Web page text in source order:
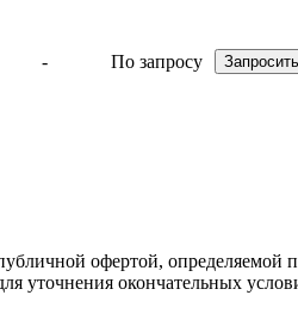
- По запросу
офертой,
уточнения окончательных